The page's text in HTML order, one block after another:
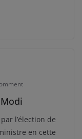
l’élection de
en cette